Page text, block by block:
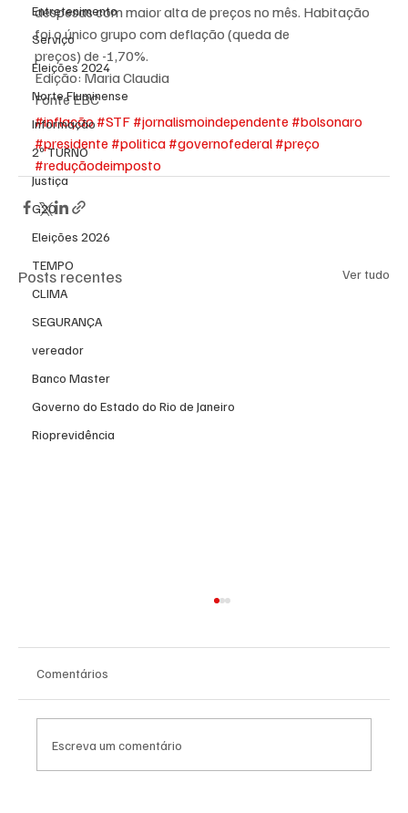
Entretenimento
Serviço
Eleições 2024
Norte Fluminense
Informação
2º TURNO
Justiça
G20
Eleições 2026
TEMPO
CLIMA
SEGURANÇA
vereador
Banco Master
Governo do Estado do Rio de Janeiro
Rioprevidência
despesas com maior alta de preços no mês. Habitação
foi o único grupo com deflação (queda de
preços) de -1,70%.
Edição: Maria Claudia
Fonte EBC
#inflação #STF #jornalismoindependente #bolsonaro
#presidente #politica #governofederal #preço
#reduçãodeimposto
Posts recentes Ver tudo
Comentários
Escreva um comentário